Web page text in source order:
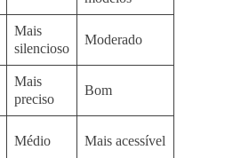
Mais
silencioso
Moderado
Mais
preciso
Bom
Médio Mais acessível